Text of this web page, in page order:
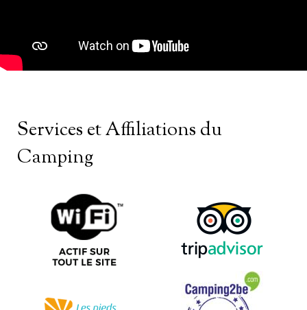
Services et Affiliations du
Camping